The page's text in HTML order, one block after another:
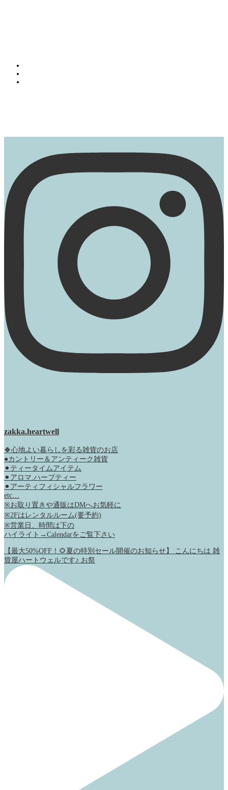
zakka.heartwell
🍀心地よい暮らしを彩る雑貨のお店
●カントリー＆アンティーク雑貨
⚫︎ティータイムアイテム
⚫︎アロマ.ハーブティー
⚫︎アーティフィシャルフラワー
etc…
※お取り置きや通販はDMへお気軽に
※2Fはレンタルルーム(要予約)
※営業日、時間は下の
ハイライト→Calendarをご覧下さい
【最大50%OFF！🌻夏の特別セール開催のお知らせ】 こんにちは 雑
貨屋ハートウェルです♪ お祭